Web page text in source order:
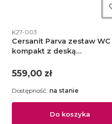
Kod produktu
K27-003
Cersanit Parva zestaw WC
kompakt z deską
Cena
559,00 zł
Do koszyka
Dostępność: na stanie